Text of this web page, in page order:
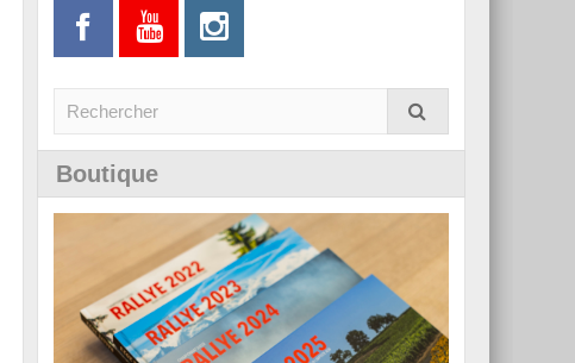
Boutique